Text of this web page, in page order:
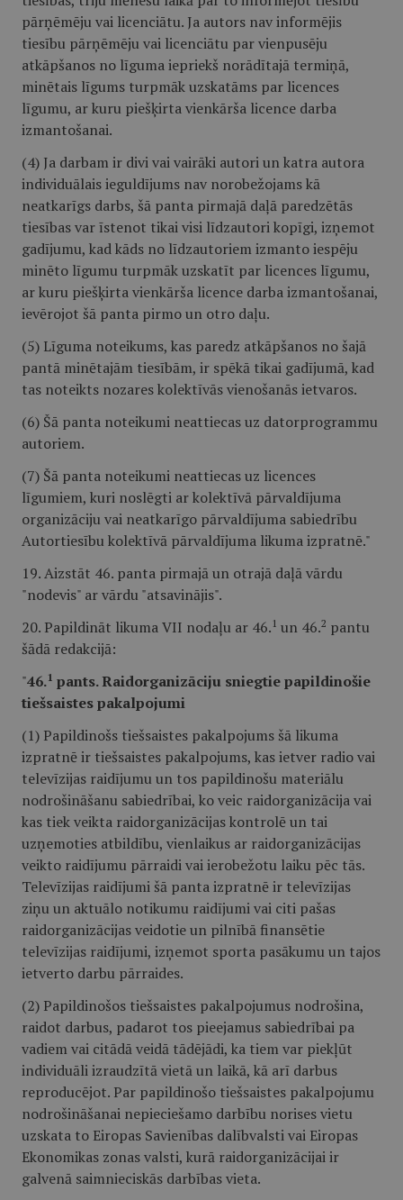
pārņēmēju vai licenciātu. Ja autors nav informējis
tiesību pārņēmēju vai licenciātu par vienpusēju
atkāpšanos no līguma iepriekš norādītajā termiņā,
minētais līgums turpmāk uzskatāms par licences
līgumu, ar kuru piešķirta vienkārša licence darba
izmantošanai.
(4) Ja darbam ir divi vai vairāki autori un katra autora
individuālais ieguldījums nav norobežojams kā
neatkarīgs darbs, šā panta pirmajā daļā paredzētās
tiesības var īstenot tikai visi līdzautori kopīgi, izņemot
gadījumu, kad kāds no līdzautoriem izmanto iespēju
minēto līgumu turpmāk uzskatīt par licences līgumu,
ar kuru piešķirta vienkārša licence darba izmantošanai,
ievērojot šā panta pirmo un otro daļu.
(5) Līguma noteikums, kas paredz atkāpšanos no šajā
pantā minētajām tiesībām, ir spēkā tikai gadījumā, kad
tas noteikts nozares kolektīvās vienošanās ietvaros.
(6) Šā panta noteikumi neattiecas uz datorprogrammu
autoriem.
(7) Šā panta noteikumi neattiecas uz licences
līgumiem, kuri noslēgti ar kolektīvā pārvaldījuma
organizāciju vai neatkarīgo pārvaldījuma sabiedrību
Autortiesību kolektīvā pārvaldījuma likuma izpratnē."
19. Aizstāt 46. panta pirmajā un otrajā daļā vārdu
"nodevis" ar vārdu "atsavinājis".
20. Papildināt likuma VII nodaļu ar 46. 1 un 46.2 pantu
šādā redakcijā:
"46.1 pants. Raidorganizāciju sniegtie papildinošie
tiešsaistes pakalpojumi
(1) Papildinošs tiešsaistes pakalpojums šā likuma
izpratnē ir tiešsaistes pakalpojums, kas ietver radio vai
televīzijas raidījumu un tos papildinošu materiālu
nodrošināšanu sabiedrībai, ko veic raidorganizācija vai
kas tiek veikta raidorganizācijas kontrolē un tai
uzņemoties atbildību, vienlaikus ar raidorganizācijas
veikto raidījumu pārraidi vai ierobežotu laiku pēc tās.
Televīzijas raidījumi šā panta izpratnē ir televīzijas
ziņu un aktuālo notikumu raidījumi vai citi pašas
raidorganizācijas veidotie un pilnībā finansētie
televīzijas raidījumi, izņemot sporta pasākumu un tajos
ietverto darbu pārraides.
(2) Papildinošos tiešsaistes pakalpojumus nodrošina,
raidot darbus, padarot tos pieejamus sabiedrībai pa
vadiem vai citādā veidā tādējādi, ka tiem var piekļūt
individuāli izraudzītā vietā un laikā, kā arī darbus
reproducējot. Par papildinošo tiešsaistes pakalpojumu
nodrošināšanai nepieciešamo darbību norises vietu
uzskata to Eiropas Savienības dalībvalsti vai Eiropas
Ekonomikas zonas valsti, kurā raidorganizācijai ir
galvenā saimnieciskās darbības vieta.